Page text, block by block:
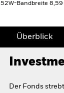
52W-Bandbreite
Überblick
Der Fonds